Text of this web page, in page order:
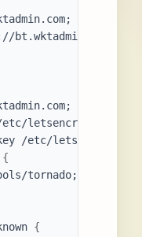
;
bt.wktadmin.com
;
letsencrypt/live/
/etc/letsencrypt/
{
tornado
;
{